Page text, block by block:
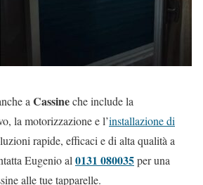
a Cassineche include la
la motorizzazione e l’installazione di
rapide, efficaci e di alta qualità a
Eugenio al 0131 080035per una
alle tue tapparelle.